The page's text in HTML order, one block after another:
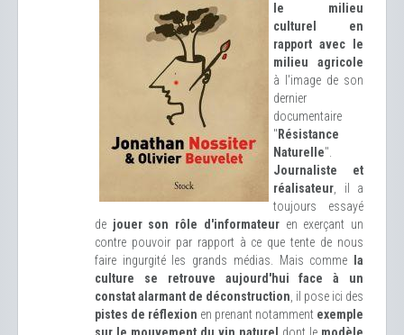
le milieu
culturel en
rapport avec le
milieu agricole
à l'image de son
dernier
documentaire
" Résistance
Naturelle".
Journaliste et
réalisateur , il a
toujours essayé
de jouer son rôle d'informateuren exerçant un
contre pouvoir par rapport à ce que tente de nous
faire ingurgité les grands médias. Mais comme
la
culture se retrouve aujourd'hui face à un
constat alarmant de déconstruction , il pose ici des
pistes de réflexion en prenant notamment exemple